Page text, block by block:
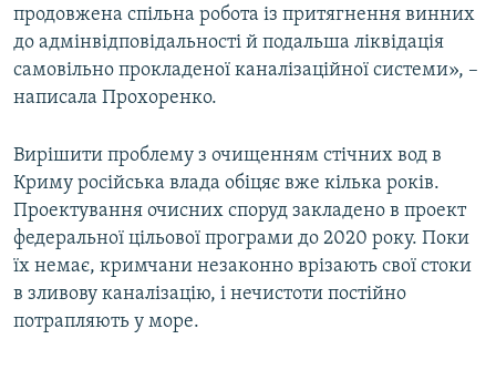
продовжена спільна робота із притягнення винних
до адмінвідповідальності й подальша ліквідація
самовільно прокладеної каналізаційної системи», –
написала Прохоренко.
Вирішити проблему з очищенням стічних вод в
Криму російська влада обіцяє вже кілька років.
Проектування очисних споруд закладено в проект
федеральної цільової програми до 2020 року. Поки
їх немає, кримчани незаконно врізають свої стоки
в зливову каналізацію, і нечистоти постійно
потрапляють у море.